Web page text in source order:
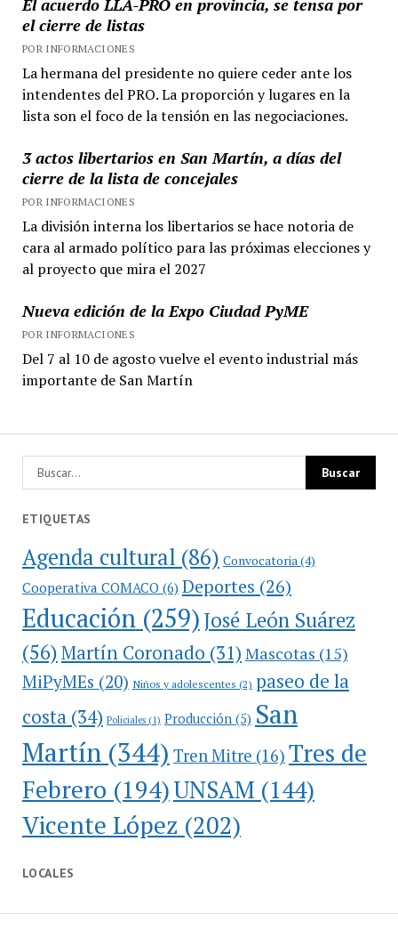
el cierre de listas
POR INFORMACIONES
La hermana del presidente no quiere ceder ante los
intendentes del PRO. La proporción y lugares en la
lista son el foco de la tensión en las negociaciones.
3 actos libertarios en San Martín, a días del
cierre de la lista de concejales
POR INFORMACIONES
La división interna los libertarios se hace notoria de
cara al armado político para las próximas elecciones y
al proyecto que mira el 2027
Nueva edición de la Expo Ciudad PyME
POR INFORMACIONES
Del 7 al 10 de agosto vuelve el evento industrial más
importante de San Martín
ETIQUETAS
Agenda cultural (86) Convocatoria (4)
Cooperativa COMACO(6) Deportes (26)
Educación(259)José León Suárez
(56)Martín Coronado (31) Mascotas (15)
MiPyMEs (20) Niños y adolescentes (2) paseo de la
costa(34) Policiales(1) Producción(5) San
Martín(344) Tren Mitre (16) Tres de
Febrero (194)UNSAM (144)
Vicente López (202)
LOCALES